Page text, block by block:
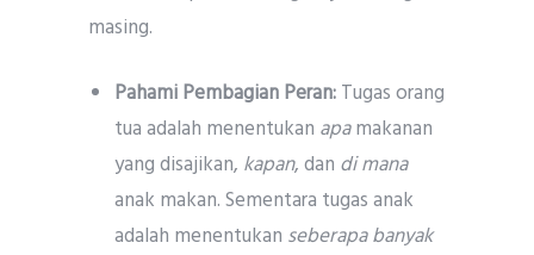
masing.
Pahami Pembagian Peran:Tugas orang
tua adalah menentukan apamakanan
yang disajikan, kapan, dan di mana
anak makan. Sementara tugas anak
adalah menentukan seberapa banyak